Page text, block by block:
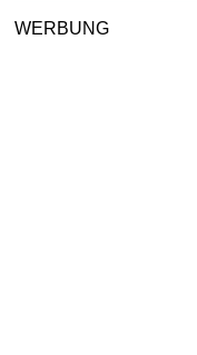
WERBUNG